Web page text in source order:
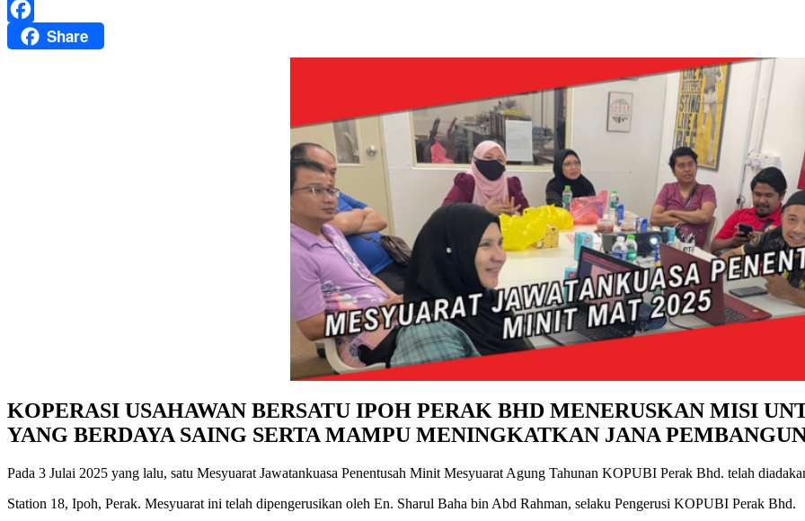
WhatsApp
FacebookShare
KOPERASI USAHAWAN BERSATU IPOH PERAK BHD MENERUSKAN MISI
YANG BERDAYA SAING SERTA MAMPU MENINGKATKAN JANA
Pada 3 Julai 2025 yang lalu, satu Mesyuarat Jawatankuasa Penentusah Minit Mesyuarat Agung Tahunan KOPUBI Perak Bhd. telah
Station 18, Ipoh, Perak. Mesyuarat ini telah dipengerusikan oleh En. Sharul Baha bin Abd Rahman, selaku Pengerusi KOPUBI Perak Bhd.